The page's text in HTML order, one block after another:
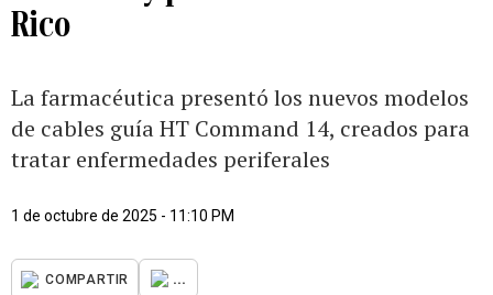
Rico
La farmacéutica presentó los nuevos modelos
de cables guía HT Command 14, creados para
tratar enfermedades periferales
1 de octubre de 2025 - 11:10 PM
COMPARTIR ...